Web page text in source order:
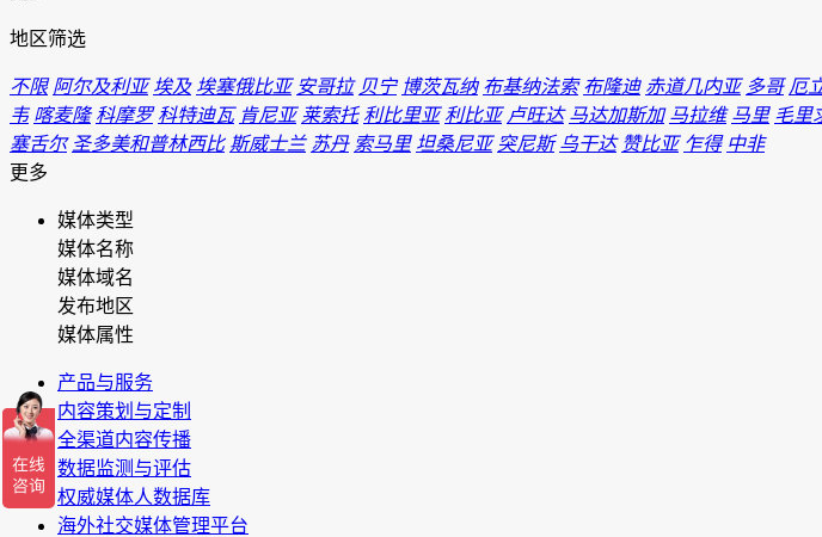
地区筛选
不限 阿尔及利亚 埃及 埃塞俄比亚 安哥拉 贝宁 博茨瓦纳 布基纳法索 布隆迪 赤道几内亚 多哥 厄
韦 喀麦隆 科摩罗 科特迪瓦 肯尼亚 莱索托 利比里亚 利比亚 卢旺达 马达加斯加 马拉维 马里 毛里
塞舌尔 圣多美和普林西比 斯威士兰 苏丹 索马里 坦桑尼亚 突尼斯 乌干达 赞比亚 乍得 中非
更多
媒体类型
媒体名称
媒体域名
发布地区
媒体属性
产品与服务
内容策划与定制
全渠道内容传播
数据监测与评估
权威媒体人数据库
海外社交媒体管理平台